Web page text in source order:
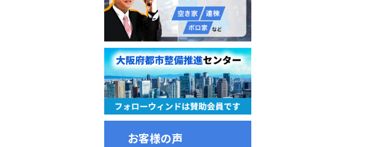
お客様の声